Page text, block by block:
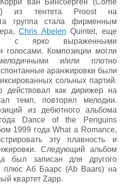
ван Бинсберген (Corrie
из тентета Proost на
группа стала фирменным
Chris Abelen Quintet, еще
с ярко выраженными
голосами. Композиции могли
и/или плотно
аранжировки были
сольных партий.
действовал как дирижер на
темп, повторял мелодии.
из дебютного альбома
Dance of the Penguins
1999 года What a Romance,
эту плавность и
Следующий альбом
был записан для другого
плюс Аб Баарс (Ab Baars) на
квартет Zapp.